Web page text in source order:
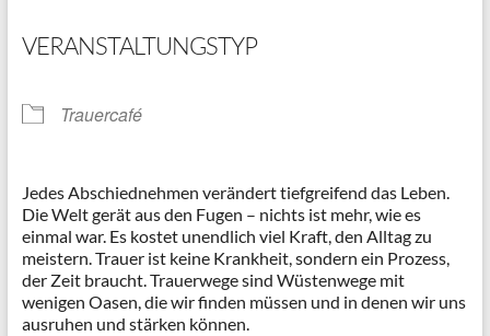
VERANSTALTUNGSTYP
Trauercafé
Jedes Abschiednehmen verändert tiefgreifend das Leben.
Die Welt gerät aus den Fugen – nichts ist mehr, wie es
einmal war. Es kostet unendlich viel Kraft, den Alltag zu
meistern. Trauer ist keine Krankheit, sondern ein Prozess,
der Zeit braucht. Trauerwege sind Wüstenwege mit
wenigen Oasen, die wir finden müssen und in denen wir uns
ausruhen und stärken können.